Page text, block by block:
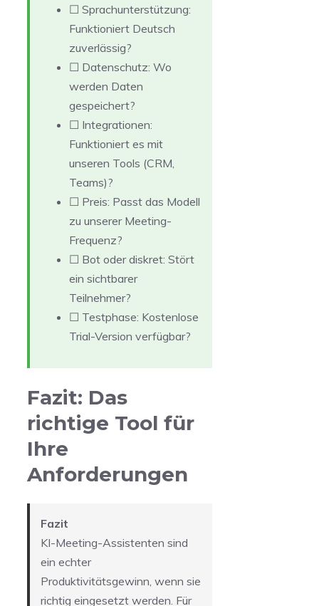
☐ Sprachunterstützung:
Funktioniert Deutsch
zuverlässig?
☐ Datenschutz: Wo
werden Daten
gespeichert?
☐ Integrationen:
Funktioniert es mit
unseren Tools (CRM,
Teams)?
☐ Preis: Passt das Modell
zu unserer Meeting-
Frequenz?
☐ Bot oder diskret: Stört
ein sichtbarer
Teilnehmer?
☐ Testphase: Kostenlose
Trial-Version verfügbar?
Fazit: Das
richtige Tool für
Ihre
Anforderungen
Fazit
KI-Meeting-Assistenten sind
ein echter
Produktivitätsgewinn, wenn sie
richtig eingesetzt werden. Für